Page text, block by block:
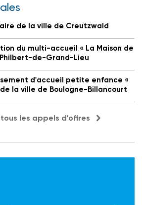
de la ville de Creutzwald
du multi-accueil « La Maison de
de-Grand-Lieu
d'accueil petite enfance «
la ville de Boulogne-Billancourt
les appels d'offres